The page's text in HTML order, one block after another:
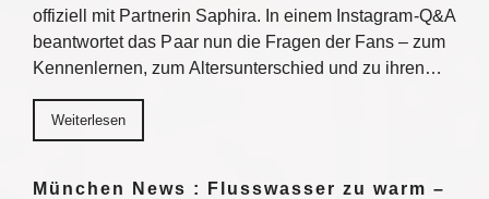
offiziell mit Partnerin Saphira. In einem Instagram-Q&A
beantwortet das Paar nun die Fragen der Fans – zum
Kennenlernen, zum Altersunterschied und zu ihren…
Weiterlesen
München News : Flusswasser zu warm –